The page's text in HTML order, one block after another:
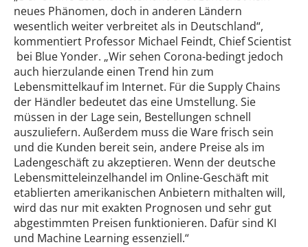
neues Phänomen, doch in anderen Ländern
wesentlich weiter verbreitet als in Deutschland“,
kommentiert Professor Michael Feindt, Chief Scientist
bei Blue Yonder. „Wir sehen Corona-bedingt jedoch
auch hierzulande einen Trend hin zum
Lebensmittelkauf im Internet. Für die Supply Chains
der Händler bedeutet das eine Umstellung. Sie
müssen in der Lage sein, Bestellungen schnell
auszuliefern. Außerdem muss die Ware frisch sein
und die Kunden bereit sein, andere Preise als im
Ladengeschäft zu akzeptieren. Wenn der deutsche
Lebensmitteleinzelhandel im Online-Geschäft mit
etablierten amerikanischen Anbietern mithalten will,
wird das nur mit exakten Prognosen und sehr gut
abgestimmten Preisen funktionieren. Dafür sind KI
und Machine Learning essenziell.“